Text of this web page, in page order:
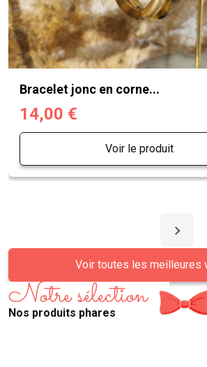
Bracelet jonc en corne...
14,00 €
Voir le produit
Voir toutes les meilleures
Notre sélection
Nos produits phares